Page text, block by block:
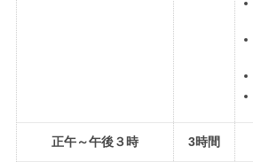
正午～午後３時 3時間